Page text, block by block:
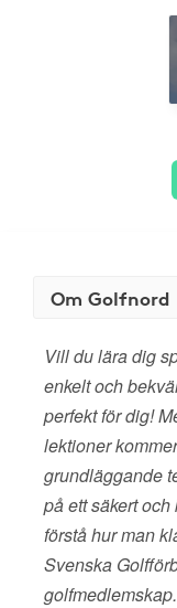
Om Golfnord
Vill du lära dig
enkelt och
perfekt för dig!
lektioner
grundläggande
på ett säkert
förstå hur man
Svenska